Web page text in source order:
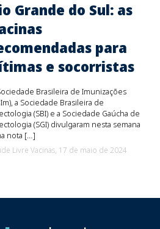
Grande do Sul: as
para
e socorristas
Brasileira de Imunizações
a Sociedade Brasileira de
(SBI) e a Sociedade Gaúcha de
(SGI) divulgaram nesta semana
nota […]
Livre Vacinas, 17 de maio de 2024